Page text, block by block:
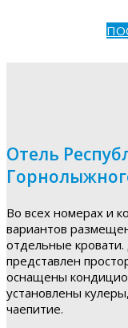
Отель
Во всех номерах и
вариантов
отдельные
представлен
оснащены
установлены
чаепитие.